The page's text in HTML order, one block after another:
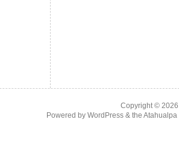
Copyright ©
Powered by WordPress& the Atahualpa